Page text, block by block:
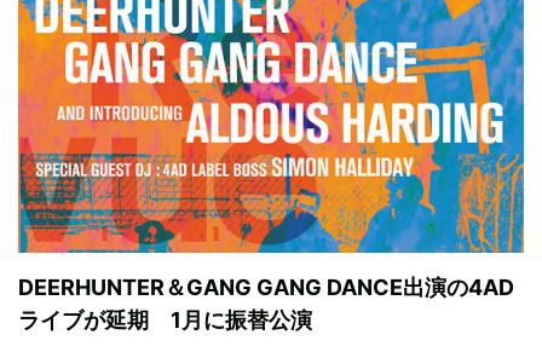
DEERHUNTER＆GANG GANG DANCE出演の4AD
ライブが延期 1月に振替公演